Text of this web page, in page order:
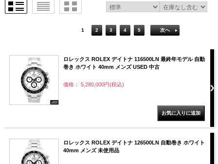
1 2 3 4 5 次へ
ロレックス ROLEX デイトナ 116500LN 最終年モデル 自動
巻き ホワイト 40mm メンズ USED 中古
価格： 5,280,000円(税込)
ロレックス ROLEX デイトナ 126500LN 自動巻き ホワイト
40mm メンズ 未使用品